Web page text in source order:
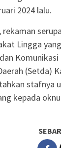
2024 lalu.
Lingga
Komunikasi
(Setda)
stafnya
kepada